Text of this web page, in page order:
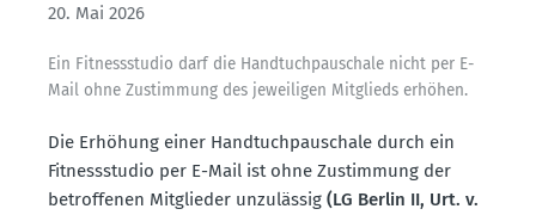
20. Mai 2026
Ein Fitness­studio darf die Handtuch­pau­schale nicht per E-
Mail ohne Zustimmung des jewei­ligen Mitglieds erhöhen.
Die Erhöhung einer Handtuch­pau­schale durch ein
Fitness­studio per E-Mail ist ohne Zustimmung der
betrof­fenen Mitglieder unzulässig (LG Berlin II, Urt. v.